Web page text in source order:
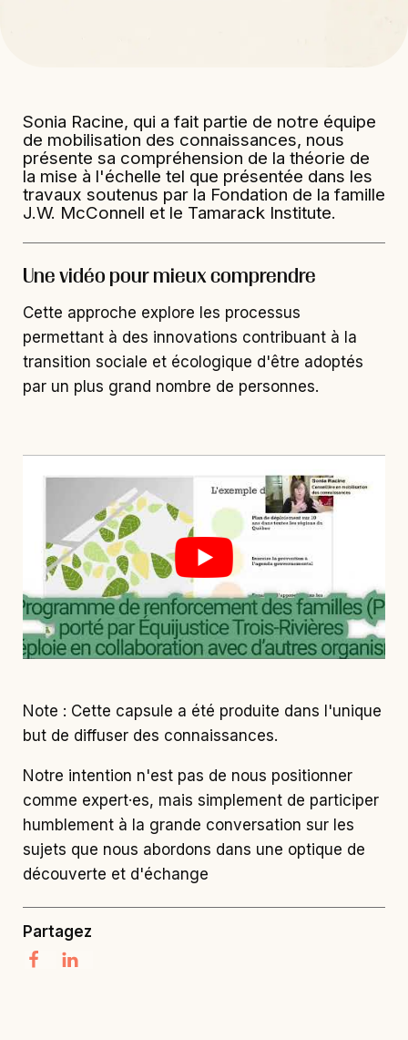
Sonia Racine, qui a fait partie de notre équipe
de mobilisation des connaissances, nous
présente sa compréhension de la théorie de
la mise à l'échelle tel que présentée dans les
travaux soutenus par la Fondation de la famille
J.W. McConnell et le Tamarack Institute.
Une vidéo pour mieux comprendre
Cette approche explore les processus
permettant à des innovations contribuant à la
transition sociale et écologique d'être adoptés
par un plus grand nombre de personnes.
Note : Cette capsule a été produite dans l'unique
but de diffuser des connaissances.
Notre intention n'est pas de nous positionner
comme expert·es, mais simplement de participer
humblement à la grande conversation sur les
sujets que nous abordons dans une optique de
découverte et d'échange
Partagez